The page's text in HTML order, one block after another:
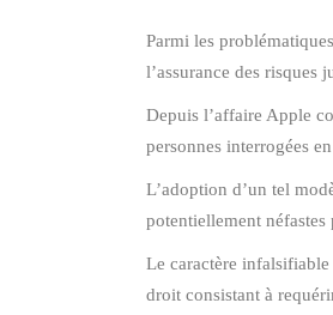
Parmi les
l’assurance des risques
Depuis l’affaire Apple
personnes interrogées
L’adoption d’un tel
potentiellement
Le caractère
droit consistant à